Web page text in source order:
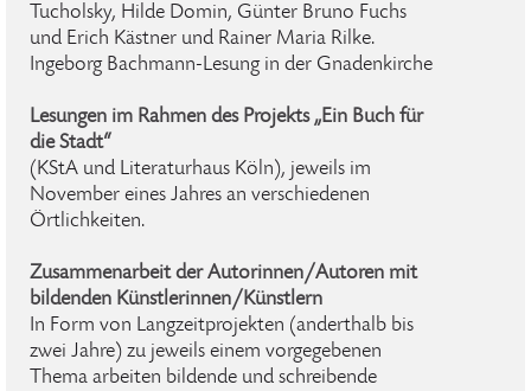
Tucholsky, Hilde Domin, Günter Bruno Fuchs
und Erich Kästner und Rainer Maria Rilke.
Ingeborg Bachmann-Lesung in der Gnadenkirche
Lesungen im Rahmen des Projekts „Ein Buch für
die Stadt“
(KStA und Literaturhaus Köln), jeweils im
November eines Jahres an verschiedenen
Örtlichkeiten.
Zusammenarbeit der Autorinnen/Autoren mit
bildenden Künstlerinnen/Künstlern
In Form von Langzeitprojekten (anderthalb bis
zwei Jahre) zu jeweils einem vorgegebenen
Thema arbeiten bildende und schreibende